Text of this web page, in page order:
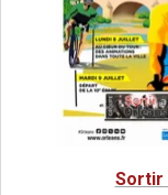
Sortir